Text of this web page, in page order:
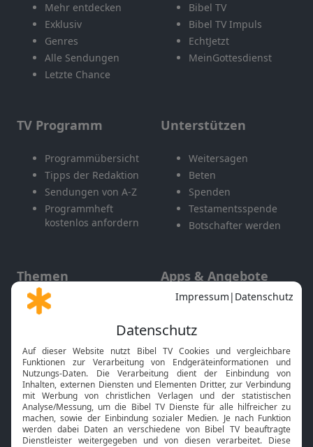
Mehr entdecken
Exklusiv
Genres
Alle Sendungen
Letzte Chance
Bibel TV
Bibel TV Impuls
EchtJetzt
MeinGottesdienst
TV Programm
Programmübersicht
Tipps der Redaktion
Sendungen von A-Z
Programmheft
kostenlos anfordern
Unterstützen
Weitersagen
Beten
Spenden
Testamentsspende
Botschafter werden
Themen
Gott und Bibel erklärt
Neuigkeiten
Apps & Angebote
Mobile App
Smart TV
HbbTV
Bibelthek Online-Bibel
Nächster Gottesdienst